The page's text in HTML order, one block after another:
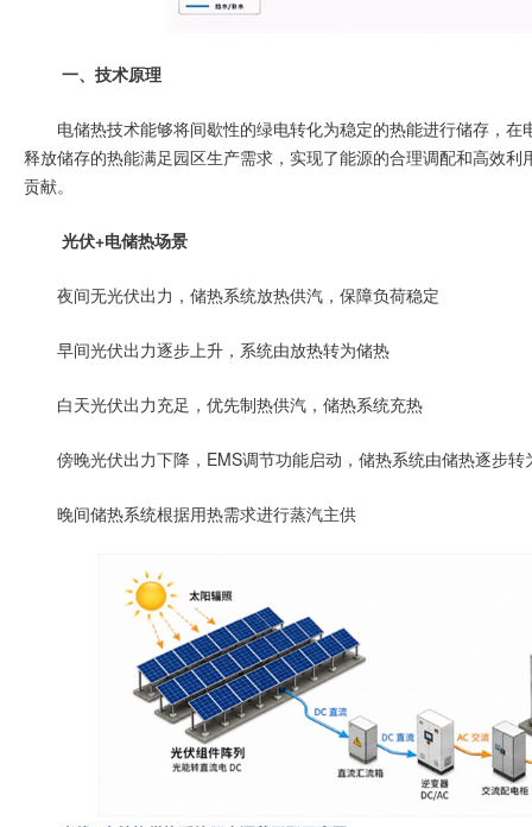
一、技术原理
电储热技术能够将间歇性的绿电转化为稳定的热能进行储存，
释放储存的热能满足园区生产需求，实现了能源的合理调配和高效
贡献。
光伏+电储热场景
夜间无光伏出力，储热系统放热供汽，保障负荷稳定
早间光伏出力逐步上升，系统由放热转为储热
白天光伏出力充足，优先制热供汽，储热系统充热
傍晚光伏出力下降，EMS调节功能启动，储热系统由储热逐步转
晚间储热系统根据用热需求进行蒸汽主供